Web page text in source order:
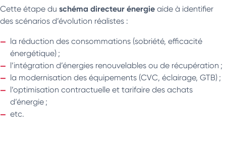
Cette étape du schéma directeur énergie aide à identifier
des scénarios d’évolution réalistes :
la réduction des consommations (sobriété, efficacité
énergétique) ;
l’intégration d’énergies renouvelables ou de récupération ;
la modernisation des équipements (CVC, éclairage, GTB) ;
l’optimisation contractuelle et tarifaire des achats
d’énergie ;
etc.